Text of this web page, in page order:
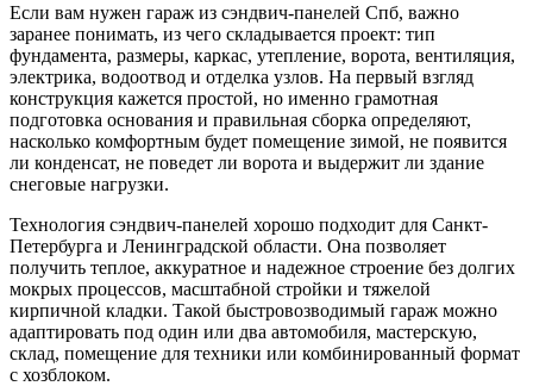
Если вам нужен гараж из сэндвич-панелей Спб, важно
заранее понимать, из чего складывается проект: тип
фундамента, размеры, каркас, утепление, ворота, вентиляция,
электрика, водоотвод и отделка узлов. На первый взгляд
конструкция кажется простой, но именно грамотная
подготовка основания и правильная сборка определяют,
насколько комфортным будет помещение зимой, не появится
ли конденсат, не поведет ли ворота и выдержит ли здание
снеговые нагрузки.
Технология сэндвич-панелей хорошо подходит для Санкт-
Петербурга и Ленинградской области. Она позволяет
получить теплое, аккуратное и надежное строение без долгих
мокрых процессов, масштабной стройки и тяжелой
кирпичной кладки. Такой быстровозводимый гараж можно
адаптировать под один или два автомобиля, мастерскую,
склад, помещение для техники или комбинированный формат
с хозблоком.